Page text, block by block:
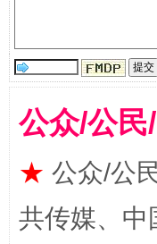
公众/公
★ 公众/公
共传媒、中